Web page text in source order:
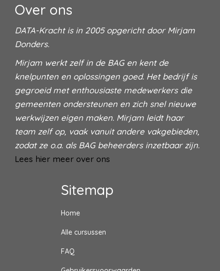
Over ons
DATA-Kracht is in 2005 opgericht door Mirjam
Donders.
Mirjam werkt zelf in de BAG en kent de
knelpunten en oplossingen goed. Het bedrijf is
gegroeid met enthousiaste medewerkers die
gemeenten ondersteunen en zich snel nieuwe
werkwijzen eigen maken. Mirjam leidt haar
team zelf op, vaak vanuit andere vakgebieden,
zodat ze o.a. als BAG beheerders inzetbaar zijn.
Lees hier meer over ons
Sitemap
Home
Alle cursussen
FAQ